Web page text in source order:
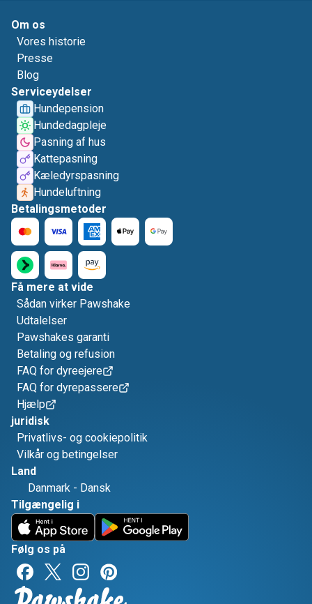
Om os
Vores historie
Presse
Blog
Serviceydelser
Hundepension
Hundedagpleje
Pasning af hus
Kattepasning
Kæledyrspasning
Hundeluftning
Betalingsmetoder
Få mere at vide
Sådan virker Pawshake
Udtalelser
Pawshakes garanti
Betaling og refusion
FAQ for dyreejere
FAQ for dyrepassere
Hjælp
juridisk
Privatlivs- og cookiepolitik
Vilkår og betingelser
Land
Danmark - Dansk
Tilgængelig i
Følg os på